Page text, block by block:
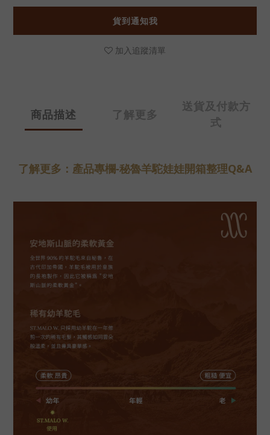
貨到通知我
加入追蹤清單
商品描述 了解更多
送貨及付款方
式
了解更多：產品專欄-秘魯羊駝娃娃開箱整理Q&A